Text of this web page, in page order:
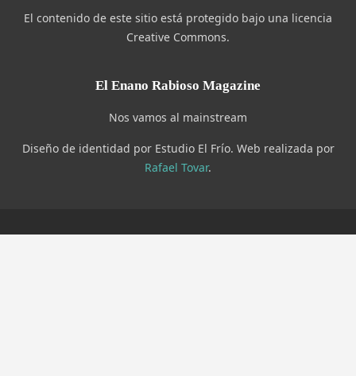
El contenido de este sitio está protegido bajo una licencia
Creative Commons.
El Enano Rabioso Magazine
Nos vamos al mainstream
Diseño de identidad por Estudio El Frío. Web realizada por
Rafael Tovar.